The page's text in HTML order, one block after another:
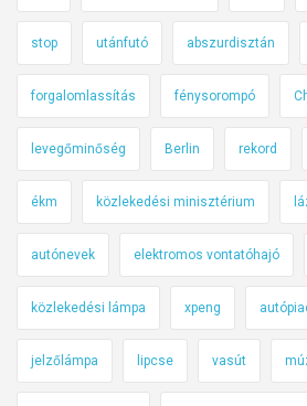
stop utánfutó abszurdisztán
forgalomlassítás fénysorompó
levegőminőség Berlin rekord
ékm közlekedési minisztérium
autónevek elektromos vontatóhajó
közlekedési lámpa xpeng
jelzőlámpa lipcse vasút